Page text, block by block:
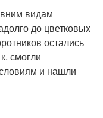
видам
до цветковых
остались
смогли
и нашли